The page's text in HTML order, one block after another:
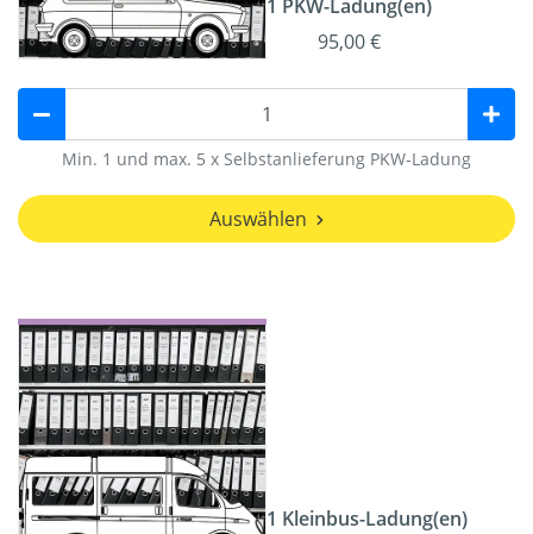
1 PKW-Ladung(en)
95,00 €
Min. 1 und max. 5 x Selbstanlieferung PKW-Ladung
Auswählen
1 Kleinbus-Ladung(en)